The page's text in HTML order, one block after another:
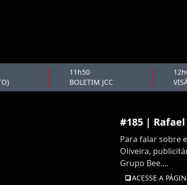
11h50
BOLETIM JCC
12h00
VISÃO
#185 |
Para falar sobre
Oliveira,
Grupo Bee....
ACESSE A